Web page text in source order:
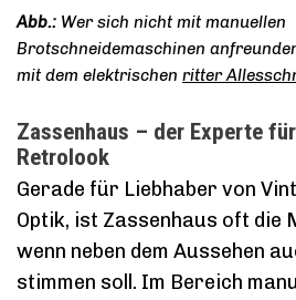
Wer sich nicht mit manuellen
Brotschneidemaschinen
mit dem elektrischen ritter
Zassenhaus – der Experte
Retrolook
Gerade für Liebhaber von
Optik, ist Zassenhaus oft die
wenn neben dem Aussehen
stimmen soll. Im Bereich